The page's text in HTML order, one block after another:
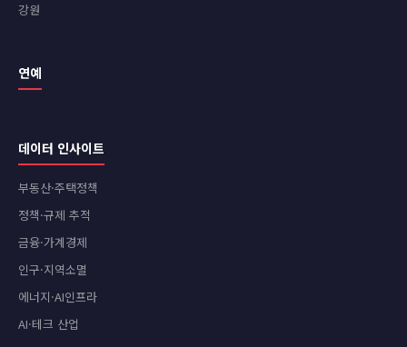
강원
연예
데이터 인사이트
부동산·주택정책
정책·규제 추적
금융·가계경제
인구·지역소멸
에너지·AI인프라
AI·테크 산업